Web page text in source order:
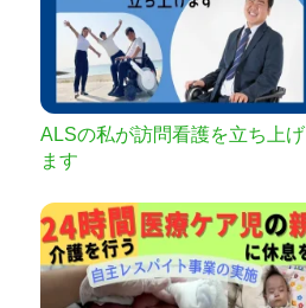
ALSの私が訪問看護を立ち上げ
ます